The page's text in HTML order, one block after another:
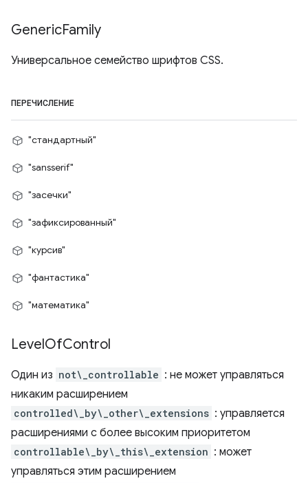
GenericFamily
Универсальное семейство шрифтов CSS.
ПЕРЕЧИСЛЕНИЕ
"стандартный"
"sansserif"
"засечки"
"зафиксированный"
"курсив"
"фантастика"
"математика"
LevelOfControl
Один из not\_controllable : не может управляться
никаким расширением
controlled\_by\_other\_extensions : управляется
расширениями с более высоким приоритетом
controllable\_by\_this\_extension : может
управляться этим расширением